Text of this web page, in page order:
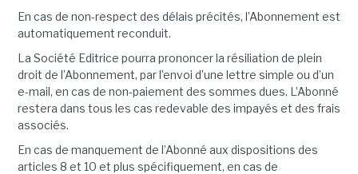
En cas de non-respect des délais précités, l’Abonnement est
automatiquement reconduit.
La Société Editrice pourra prononcer la résiliation de plein
droit de l’Abonnement, par l’envoi d’une lettre simple ou d’un
e-mail, en cas de non-paiement des sommes dues. L’Abonné
restera dans tous les cas redevable des impayés et des frais
associés.
En cas de manquement de l’Abonné aux dispositions des
articles 8 et 10 et plus spécifiquement, en cas de